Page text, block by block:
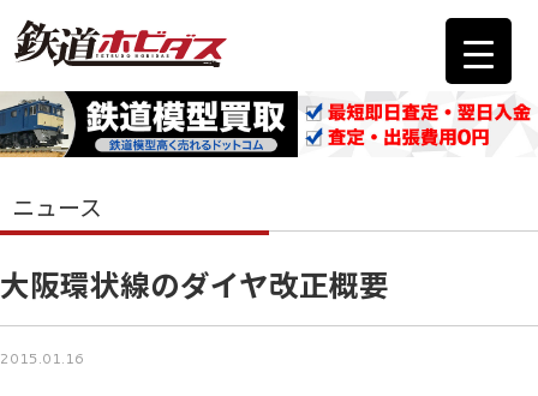
ニュース
大阪環状線のダイヤ改正概要
2015.01.16